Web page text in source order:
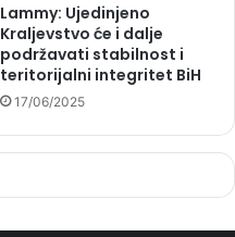
Lammy: Ujedinjeno
Kraljevstvo će i dalje
podržavati stabilnost i
teritorijalni integritet BiH
17/06/2025